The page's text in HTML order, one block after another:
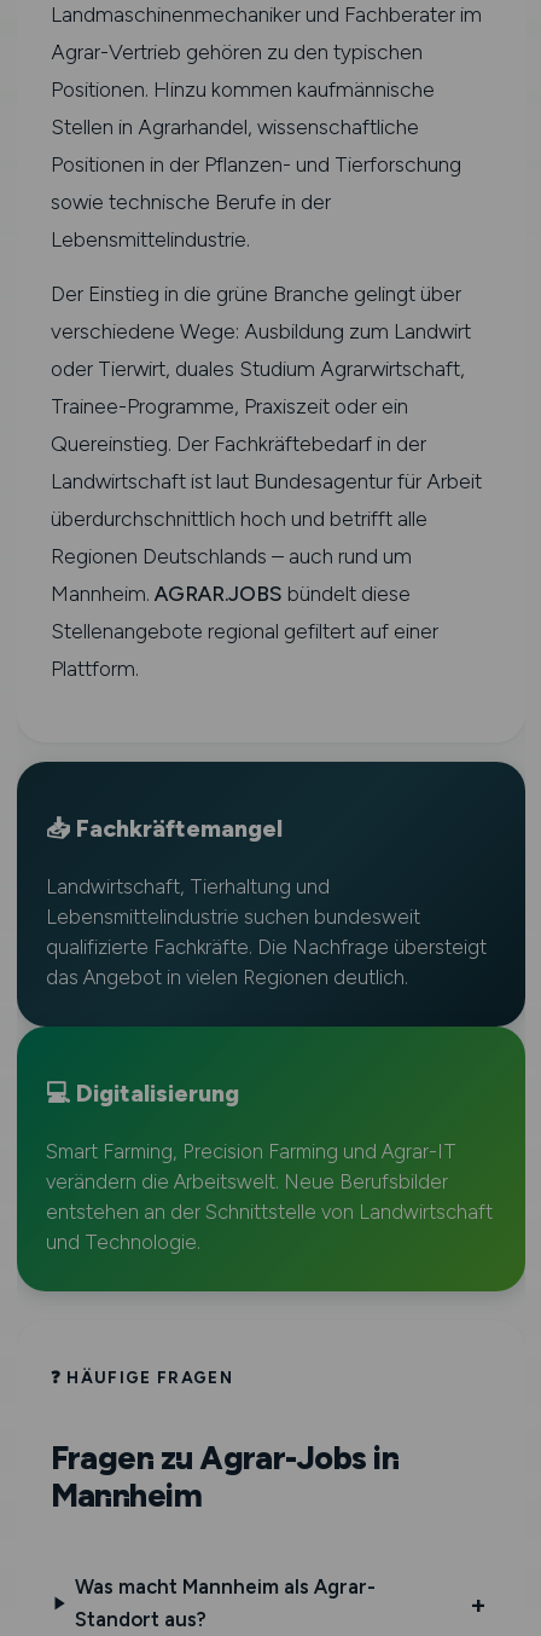
Landmaschinenmechaniker und Fachberater im
Agrar-Vertrieb gehören zu den typischen
Positionen. Hinzu kommen kaufmännische
Stellen in Agrarhandel, wissenschaftliche
Positionen in der Pflanzen- und Tierforschung
sowie technische Berufe in der
Lebensmittelindustrie.
Der Einstieg in die grüne Branche gelingt über
verschiedene Wege: Ausbildung zum Landwirt
oder Tierwirt, duales Studium Agrarwirtschaft,
Trainee-Programme, Praxiszeit oder ein
Quereinstieg. Der Fachkräftebedarf in der
Landwirtschaft ist laut Bundesagentur für Arbeit
überdurchschnittlich hoch und betrifft alle
Regionen Deutschlands – auch rund um
Mannheim. AGRAR.JOBS bündelt diese
Stellenangebote regional gefiltert auf einer
Plattform.
📥 Fachkräftemangel
Landwirtschaft, Tierhaltung und
Lebensmittelindustrie suchen bundesweit
qualifizierte Fachkräfte. Die Nachfrage übersteigt
das Angebot in vielen Regionen deutlich.
💻 Digitalisierung
Smart Farming, Precision Farming und Agrar-IT
verändern die Arbeitswelt. Neue Berufsbilder
entstehen an der Schnittstelle von Landwirtschaft
und Technologie.
❓ HÄUFIGE FRAGEN
Fragen zu Agrar-Jobs in
Mannheim
Was macht Mannheim als Agrar-
Standort aus?